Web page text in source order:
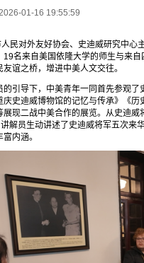
01-16 19:55:59
民对外友好协会、史迪威研究中
19名来自美国依隆大学的师生与来
谊之桥，增进中美人文交往。
的引导下，中美青年一同首先参观
史迪威博物馆的记忆与传承》《
展现二战中美合作的展览。从史迪
讲解员生动讲述了史迪威将军五次
内涵。